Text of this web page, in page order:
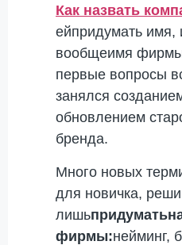
Как назвать
ейпридумать имя,
вообщеимя
первые вопросы
занялся
обновлением
бренда.
Много новых
для новичка,
лишьпридумать
фирмы:нейминг,